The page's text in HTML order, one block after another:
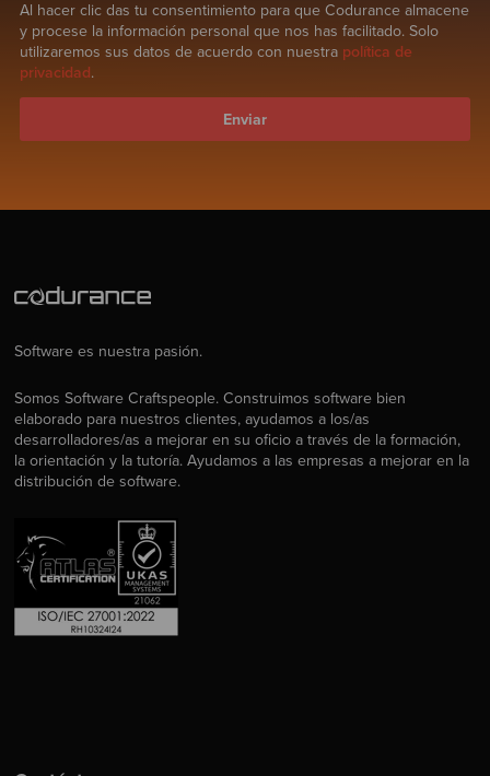
Al hacer clic das tu consentimiento para que Codurance almacene
y procese la información personal que nos has facilitado. Solo
utilizaremos sus datos de acuerdo con nuestra política de
privacidad.
Software es nuestra pasión.
Somos Software Craftspeople. Construimos software bien
elaborado para nuestros clientes, ayudamos a los/as
desarrolladores/as a mejorar en su oficio a través de la formación,
la orientación y la tutoría. Ayudamos a las empresas a mejorar en la
distribución de software.